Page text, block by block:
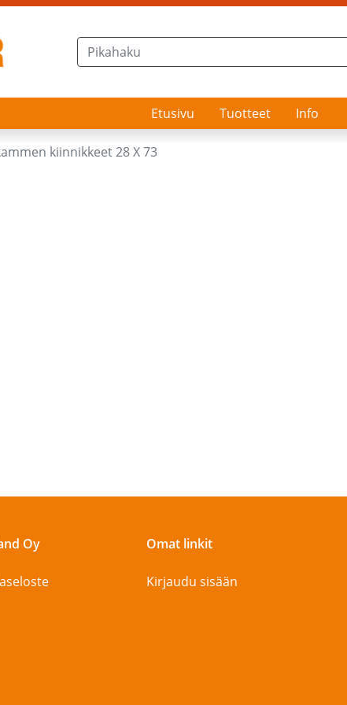
Etusivu Tuotteet Info
kiinnikkeet 28 X 73
Oy Omat linkit
Kirjaudu sisään